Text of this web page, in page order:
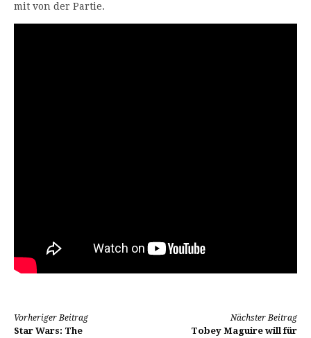
mit von der Partie.
Weiterlesen
Vorheriger Beitrag
Star Wars: The
Nächster Beitrag
Tobey Maguire will für